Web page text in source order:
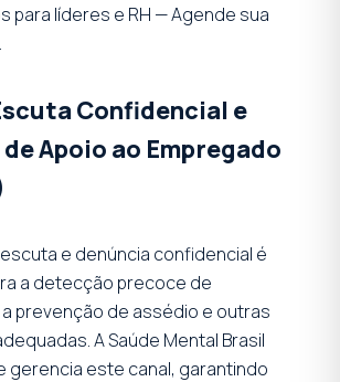
para líderes e RH — Agende sua
Confidencial e
Apoio ao Empregado
e denúncia confidencial é
a detecção precoce de
prevenção de assédio e outras
A Saúde Mental Brasil
gerencia este canal, garantindo